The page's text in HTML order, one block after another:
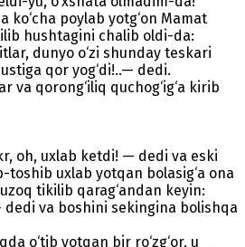
ko‘cha poylab yotg‘on Mamat
hushtagini chalib oldi-da:
dunyo o‘zi shunday teskari
qor yog‘di!..— dedi.
va qorong‘iliq quchog‘ig‘a kirib
oh, uxlab ketdi! — dedi va eski
toshib uxlab yotqan bolasig‘a ona
tikilib qarag‘andan keyin:
dedi va boshini sekingina bolishqa
o‘tib yotqan bir ro‘zg‘or, u